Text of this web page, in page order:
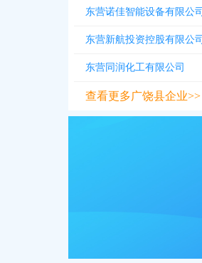
东营诺佳智能设备有限公司
东营新航投资控股有限公司
东营同润化工有限公司
查看更多广饶县企业>>